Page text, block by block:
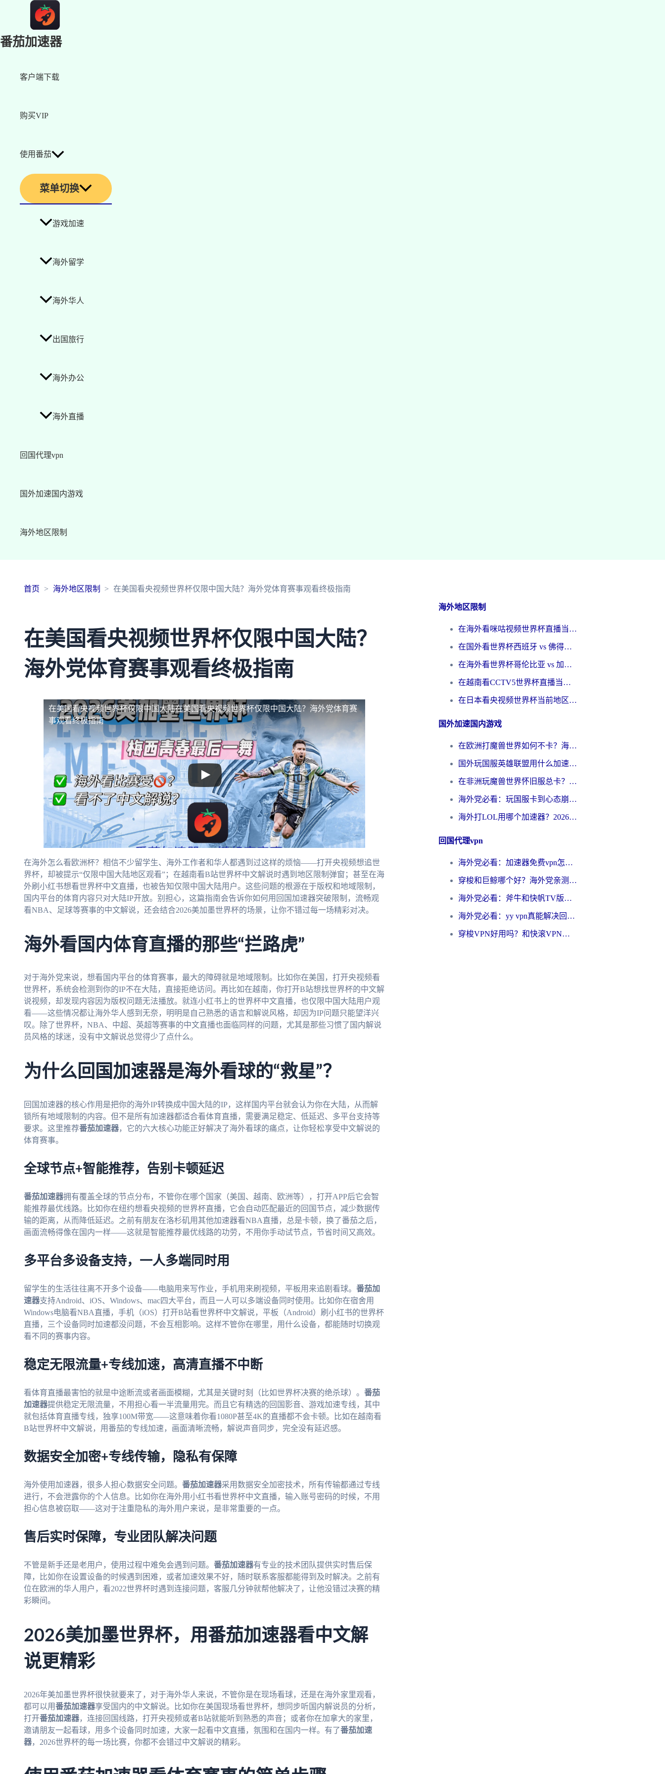
番茄加速器
客户端下载
购买VIP
使用番茄
菜单切换
游戏加速
海外留学
海外华人
出国旅行
海外办公
海外直播
回国代理vpn
国外加速国内游戏
海外地区限制
首页 海外地区限制 在美国看央视频世界杯仅限中国大陆？海外党体育赛事观看终极指南
在美国看央视频世界杯仅限中国大陆？
海外党体育赛事观看终极指南
在美国看央视频世界杯仅限中国大陆在美国看央视频世界杯仅限中国大陆？海外党体育赛
事观看终极指南
在海外怎么看欧洲杯？相信不少留学生、海外工作者和华人都遇到过这样的烦恼——打开央视频想追世
界杯，却被提示“仅限中国大陆地区观看”；在越南看B站世界杯中文解说时遇到地区限制弹窗；甚至在海
外刷小红书想看世界杯中文直播，也被告知仅限中国大陆用户。这些问题的根源在于版权和地域限制，
国内平台的体育内容只对大陆IP开放。别担心，这篇指南会告诉你如何用回国加速器突破限制，流畅观
看NBA、足球等赛事的中文解说，还会结合2026美加墨世界杯的场景，让你不错过每一场精彩对决。
海外看国内体育直播的那些“拦路虎”
对于海外党来说，想看国内平台的体育赛事，最大的障碍就是地域限制。比如你在美国，打开央视频看
世界杯，系统会检测到你的IP不在大陆，直接拒绝访问。再比如在越南，你打开B站想找世界杯的中文解
说视频，却发现内容因为版权问题无法播放。就连小红书上的世界杯中文直播，也仅限中国大陆用户观
看——这些情况都让海外华人感到无奈，明明是自己熟悉的语言和解说风格，却因为IP问题只能望洋兴
叹。除了世界杯，NBA、中超、英超等赛事的中文直播也面临同样的问题，尤其是那些习惯了国内解说
员风格的球迷，没有中文解说总觉得少了点什么。
为什么回国加速器是海外看球的“救星”？
回国加速器的核心作用是把你的海外IP转换成中国大陆的IP，这样国内平台就会认为你在大陆，从而解
锁所有地域限制的内容。但不是所有加速器都适合看体育直播，需要满足稳定、低延迟、多平台支持等
要求。这里推荐番茄加速器，它的六大核心功能正好解决了海外看球的痛点，让你轻松享受中文解说的
体育赛事。
全球节点+智能推荐，告别卡顿延迟
番茄加速器拥有覆盖全球的节点分布，不管你在哪个国家（美国、越南、欧洲等），打开APP后它会智
能推荐最优线路。比如你在纽约想看央视频的世界杯直播，它会自动匹配最近的回国节点，减少数据传
输的距离，从而降低延迟。之前有朋友在洛杉矶用其他加速器看NBA直播，总是卡顿，换了番茄之后，
画面流畅得像在国内一样——这就是智能推荐最优线路的功劳，不用你手动试节点，节省时间又高效。
多平台多设备支持，一人多端同时用
留学生的生活往往离不开多个设备——电脑用来写作业，手机用来刷视频，平板用来追剧看球。 番茄加
速器支持Android、iOS、Windows、mac四大平台，而且一人可以多端设备同时使用。比如你在宿舍用
Windows电脑看NBA直播，手机（iOS）打开B站看世界杯中文解说，平板（Android）刷小红书的世界杯
直播，三个设备同时加速都没问题，不会互相影响。这样不管你在哪里，用什么设备，都能随时切换观
看不同的赛事内容。
稳定无限流量+专线加速，高清直播不中断
看体育直播最害怕的就是中途断流或者画面模糊，尤其是关键时刻（比如世界杯决赛的绝杀球）。 番茄
加速器提供稳定无限流量，不用担心看一半流量用完。而且它有精选的回国影音、游戏加速专线，其中
就包括体育直播专线，独享100M带宽——这意味着你看1080P甚至4K的直播都不会卡顿。比如在越南看
B站世界杯中文解说，用番茄的专线加速，画面清晰流畅，解说声音同步，完全没有延迟感。
数据安全加密+专线传输，隐私有保障
海外使用加速器，很多人担心数据安全问题。 番茄加速器采用数据安全加密技术，所有传输都通过专线
进行，不会泄露你的个人信息。比如你在海外用小红书看世界杯中文直播，输入账号密码的时候，不用
担心信息被窃取——这对于注重隐私的海外用户来说，是非常重要的一点。
售后实时保障，专业团队解决问题
不管是新手还是老用户，使用过程中难免会遇到问题。 番茄加速器有专业的技术团队提供实时售后保
障，比如你在设置设备的时候遇到困难，或者加速效果不好，随时联系客服都能得到及时解决。之前有
位在欧洲的华人用户，看2022世界杯时遇到连接问题，客服几分钟就帮他解决了，让他没错过决赛的精
彩瞬间。
2026美加墨世界杯，用番茄加速器看中文解
说更精彩
2026年美加墨世界杯很快就要来了，对于海外华人来说，不管你是在现场看球，还是在海外家里观看，
都可以用番茄加速器享受国内的中文解说。比如你在美国现场看世界杯，想同步听国内解说员的分析，
打开番茄加速器，连接回国线路，打开央视频或者B站就能听到熟悉的声音；或者你在加拿大的家里，
邀请朋友一起看球，用多个设备同时加速，大家一起看中文直播，氛围和在国内一样。有了番茄加速
器，2026世界杯的每一场比赛，你都不会错过中文解说的精彩。
海外地区限制
在海外看咪咕视频世界杯直播当前IP受限制？这篇指南帮你搞定所有体育赛事观看难题
在国外看世界杯西班牙 vs 佛得角无法播放？这篇指南帮你解锁所有中文体育直播
在海外看世界杯哥伦比亚 vs 加纳当前IP受限制？这篇指南帮你流畅看中文解说赛事
在越南看CCTV5世界杯直播当前IP受限制？海外党体育观赛终极指南来了
在日本看央视频世界杯当前地区不可播放？海外党体育观赛终极指南
国外加速国内游戏
在欧洲打魔兽世界如何不卡？海外玩家的国服游戏加速终极攻略
国外玩国服英雄联盟用什么加速器好？海外党亲测有效的国服游戏加速指南
在非洲玩魔兽世界怀旧服总卡？别慌，这份指南帮你丝滑开荒
海外党必看：玩国服卡到心态崩？少女前线云图计划加速器免费推荐+碧蓝航线足球世界流畅攻略
海外打LOL用哪个加速器？2026实用指南：从延迟到设备适配，一篇解决你的国服游戏痛点
回国代理vpn
海外党必看：加速器免费vpn怎么选？3步教你无缝访问国内资源
穿梭和巨鲸哪个好？海外党亲测3款回国加速器，教你避开90%的坑
海外党必看：斧牛和快帆TV版哪个好？3分钟选对回国加速器，无缝刷B站、追热剧
海外党必看：yy vpn真能解决回国访问难题？附云极initap测评+免费方案对比
穿梭VPN好用吗？和快滚VPN对比哪个回国效果更好？海外党选回国加速器必看指南